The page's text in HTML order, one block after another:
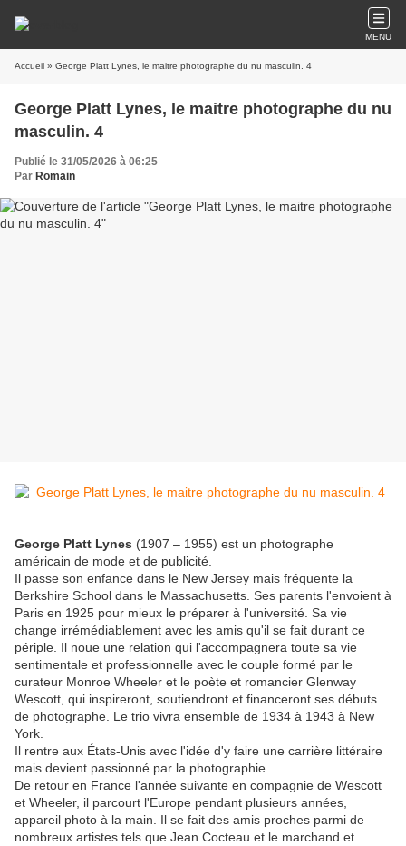
MENU
Accueil » George Platt Lynes, le maitre photographe du nu masculin. 4
George Platt Lynes, le maitre photographe du nu
masculin. 4
Publié le 31/05/2026 à 06:25
Par Romain
George Platt Lynes (1907 – 1955) est un photographe
américain de mode et de publicité.
Il passe son enfance dans le New Jersey mais fréquente la
Berkshire School dans le Massachusetts. Ses parents l'envoient à
Paris en 1925 pour mieux le préparer à l'université. Sa vie
change irrémédiablement avec les amis qu'il se fait durant ce
périple. Il noue une relation qui l'accompagnera toute sa vie
sentimentale et professionnelle avec le couple formé par le
curateur Monroe Wheeler et le poète et romancier Glenway
Wescott, qui inspireront, soutiendront et financeront ses débuts
de photographe. Le trio vivra ensemble de 1934 à 1943 à New
York.
Il rentre aux États-Unis avec l'idée d'y faire une carrière littéraire
mais devient passionné par la photographie.
De retour en France l'année suivante en compagnie de Wescott
et Wheeler, il parcourt l'Europe pendant plusieurs années,
appareil photo à la main. Il se fait des amis proches parmi de
nombreux artistes tels que Jean Cocteau et le marchand et